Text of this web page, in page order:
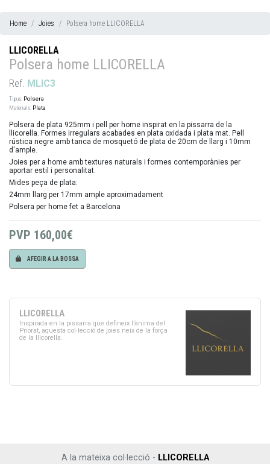
Home Joies Polsera home LLICORELLA
LLICORELLA
Polsera home LLICORELLA
Ref. MLIC3
Tipus: Polsera
Materials: Plata
Polsera de plata 925mm i pell per home inspirat en la pissarra de la
llicorella. Formes irregulars acabades en plata oxidada i plata mat. Pell
rústica negre amb tanca de mosquetó de plata de 20cm de llarg i 10mm
d'ample.
Joies per a home amb textures naturals i formes contemporànies per
aportar estil i personalitat.
Mides peça de plata:
24mm llarg per 17mm ample aproximadament
Polsera per home fet a Barcelona
PVP 160,00€
AFEGIR A LA BOSSA
LLICORELLA
Inspirada en la pissarra que defineix l’ànima del
Priorat, aquesta col·lecció de joies neix de la força
de la llicorella.
A la mateixa col·lecció - LLICORELLA